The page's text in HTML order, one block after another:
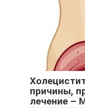
причины,
лечение –